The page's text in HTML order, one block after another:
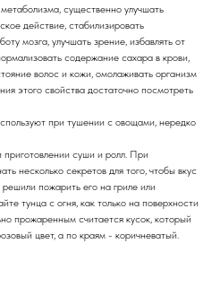
существенно улучшать
действие, стабилизировать
мозга, улучшать зрение, избавлять от
содержание сахара в крови,
волос и кожи, омолаживать организм
этого свойства достаточно посмотреть
при тушении с овощами, нередко
суши и ролл. При
несколько секретов для того, чтобы вкус
пожарить его на гриле или
тунца с огня, как только на поверхности
прожаренным считается кусок, который
цвет, а по краям - коричневатый.